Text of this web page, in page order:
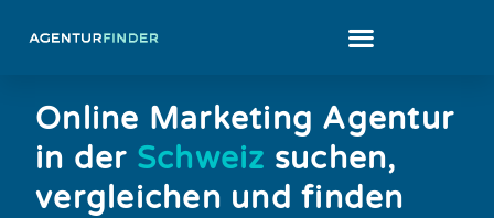
Online Marketing Agentur
in der Schweiz suchen,
vergleichen und finden